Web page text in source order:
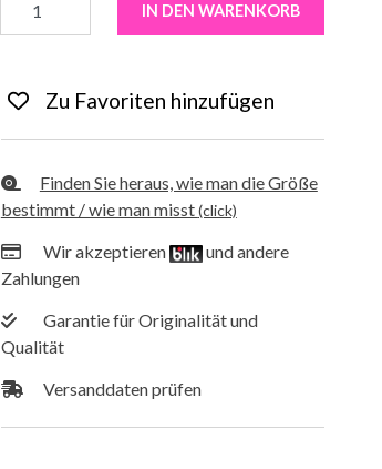
IN DEN WARENKORB
Finden Sie heraus, wie man die Größe
bestimmt / wie man misst(click)
Wir akzeptieren
und andere
Zahlungen
Garantie für Originalität und
Qualität
Versanddaten prüfen